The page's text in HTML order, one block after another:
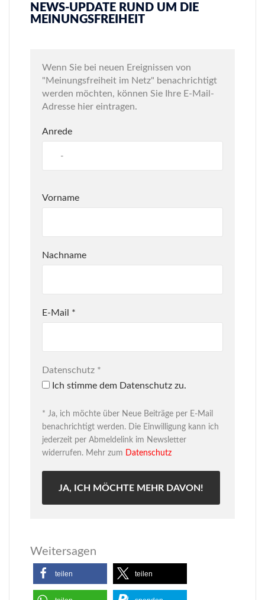
NEWS-UPDATE RUND UM DIE
MEINUNGSFREIHEIT
Wenn Sie bei neuen Ereignissen von
"Meinungsfreiheit im Netz" benachrichtigt
werden möchten, können Sie Ihre E-Mail-
Adresse hier eintragen.
Anrede
Vorname
Nachname
E-Mail *
Datenschutz *
Ich stimme dem Datenschutz zu.
* Ja, ich möchte über Neue Beiträge per E-Mail
benachrichtigt werden. Die Einwilligung kann ich
jederzeit per Abmeldelink im Newsletter
widerrufen. Mehr zum Datenschutz
Weitersagen
teilen teilen